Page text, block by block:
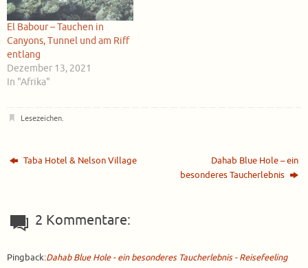
El Babour – Tauchen in
Canyons, Tunnel und am Riff
entlang
Dezember 13, 2021
In "Afrika"
Lesezeichen.
Taba Hotel & Nelson Village
Dahab Blue Hole – ein
besonderes Taucherlebnis
2 Kommentare:
Pingback:Dahab Blue Hole - ein besonderes Taucherlebnis - Reisefeeling